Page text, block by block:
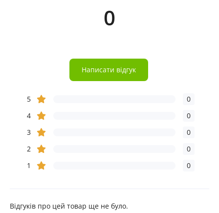
0
Написати відгук
5
0
4
0
3
0
2
0
1
0
Відгуків про цей товар ще не було.